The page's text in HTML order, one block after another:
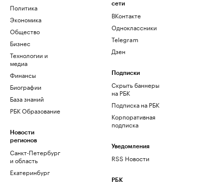
Политика
Экономика
Общество
Бизнес
Технологии и
медиа
Финансы
Биографии
База знаний
РБК Образование
Новости
регионов
Санкт-Петербург
и область
Екатеринбург
сети
ВКонтакте
Одноклассники
Telegram
Дзен
Подписки
Скрыть баннеры
на РБК
Подписка на РБК
Корпоративная
подписка
Уведомления
RSS Новости
РБК